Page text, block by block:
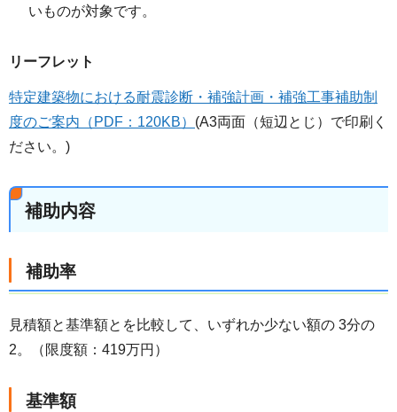
いものが対象です。
リーフレット
特定建築物における耐震診断・補強計画・補強工事補助制
度のご案内（PDF：120KB） (A3両面（短辺とじ）で印刷く
ださい。)
補助内容
補助率
見積額と基準額とを比較して、いずれか少ない額の 3分の
2。（限度額：419万円）
基準額